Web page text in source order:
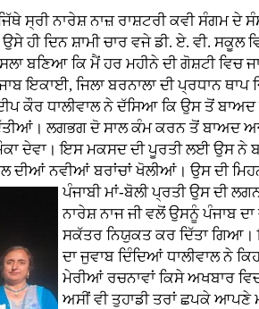
ਸ੍ਰੀ ਨਾਰੇਸ਼ ਨਾਜ਼ ਰਾਸ਼ਟਰੀ ਕਵੀ ਸੰਗਮ ਦੇ
ਹੀ ਦਿਨ ਸ਼ਾਮੀ ਚਾਰ ਵਜੇ ਡੀ. ਏ. ਵੀ. ਸਕੂਲ
ਬਣਿਆ ਕਿ ਮੈਂ ਹਰ ਮਹੀਨੇ ਦੀ ਗੋਸ਼ਟੀ ਵਿਚ
ਇਕਾਈ, ਜਿਲਾ ਬਰਨਾਲਾ ਦੀ ਪ੍ਰਧਾਨ ਥਾਪ
ਕੌਰ ਧਾਲੀਵਾਲ ਨੇ ਦੱਸਿਆ ਕਿ ਉਸ ਤੋਂ
ਲਗਭਗ ਦੋ ਸਾਲ ਕੰਮ ਕਰਨ ਤੋਂ ਬਾਅਦ
ਦੇਵਾ। ਇਸ ਮਕਸਦ ਦੀ ਪੂਰਤੀ ਲਈ ਉਸ ਨੇ
ਦੀਆਂ ਨਵੀਆਂ ਬਰਾਂਚਾਂ ਖੋਲੀਆਂ। ਉਸ ਦੀ
ਪੰਜਾਬੀ ਮਾਂ-ਬੋਲੀ ਪ੍ਰਤੀ ਉਸ ਦੀ
ਨਾਰੇਸ਼ ਨਾਜ ਜੀ ਵਲੋਂ ਉਸਨੂੰ ਪੰਜਾਬ
ਸਕੱਤਰ ਨਿਯੁਕਤ ਕਰ ਦਿੱਤਾ
ਦਾ ਜੁਵਾਬ ਦਿੰਦਿਆਂ ਧਾਲੀਵਾਲ ਨੇ
ਮੇਰੀਆਂ ਰਚਨਾਵਾਂ ਕਿਸੇ ਅਖਬਾਰ
ਅਸੀਂ ਵੀ ਤੁਹਾਡੀ ਤਰਾਂ ਛਪਕੇ ਆਪਣੇ